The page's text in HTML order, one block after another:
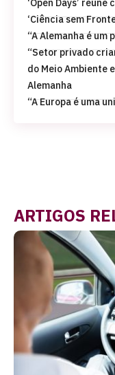
‘Open Days’
‘Ciência sem
“A Alemanha é um
“Setor privado
do Meio Ambiente
Alemanha
“A Europa é uma
ARTIGOS